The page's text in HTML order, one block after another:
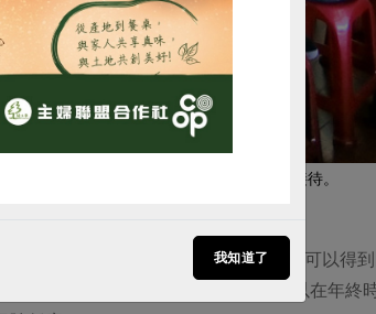
站所交流，並由時任草生社理事長李修瑋接待。
的志願服務，社員在有資金需求時，可以得
付；而僅儲蓄沒有借款的社員也可以在年終
我知道了